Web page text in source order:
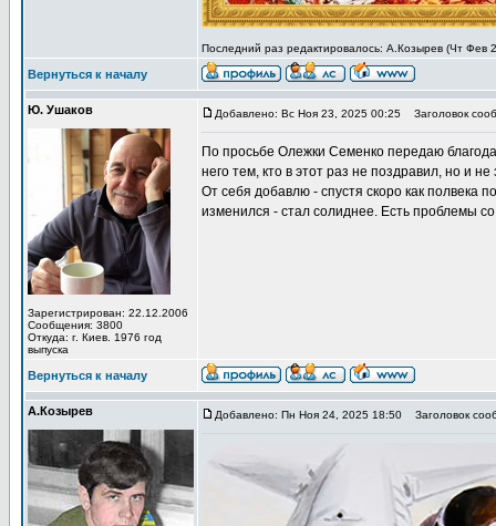
Последний раз редактировалось: А.Козырев (Чт Фев
Вернуться к началу
Ю. Ушаков
Зарегистрирован: 22.12.2006
Сообщения: 3800
Откуда: г. Киев. 1976 год
выпуска
Добавлено: Вс Ноя 23, 2025 00:25 Заголовок
По просьбе Олежки Семенко передаю
него тем, кто в этот раз не поздравил, но и
От себя добавлю - спустя скоро как полвека
изменился - стал солиднее. Есть проблемы
Вернуться к началу
А.Козырев Добавлено: Пн Ноя 24, 2025 18:50 Заголовок